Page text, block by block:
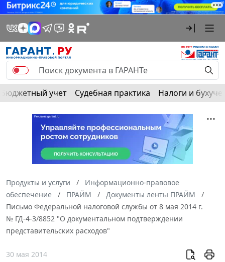
Бюджетный учет Судебная практика Налоги и
Продукты и услуги
Информационно-правовое
обеспечение
ПРАЙМ
Документы ленты ПРАЙМ
Письмо Федеральной налоговой службы от 8 мая 2014 г.
№ ГД-4-3/8852 "О документальном подтверждении
представительских расходов"
30 мая 2014